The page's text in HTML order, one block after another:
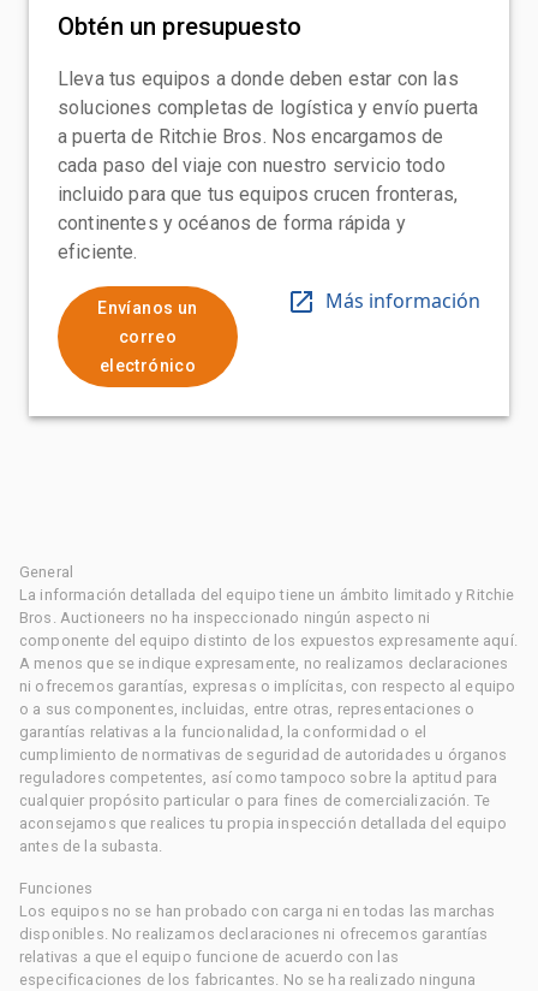
Obtén un presupuesto
Lleva tus equipos a donde deben estar con las
soluciones completas de logística y envío puerta
a puerta de Ritchie Bros. Nos encargamos de
cada paso del viaje con nuestro servicio todo
incluido para que tus equipos crucen fronteras,
continentes y océanos de forma rápida y
eficiente.
Envíanos un
correo
electrónico
Más información
General
La información detallada del equipo tiene un ámbito limitado y Ritchie
Bros. Auctioneers no ha inspeccionado ningún aspecto ni
componente del equipo distinto de los expuestos expresamente aquí.
A menos que se indique expresamente, no realizamos declaraciones
ni ofrecemos garantías, expresas o implícitas, con respecto al equipo
o a sus componentes, incluidas, entre otras, representaciones o
garantías relativas a la funcionalidad, la conformidad o el
cumplimiento de normativas de seguridad de autoridades u órganos
reguladores competentes, así como tampoco sobre la aptitud para
cualquier propósito particular o para fines de comercialización. Te
aconsejamos que realices tu propia inspección detallada del equipo
antes de la subasta.
Funciones
Los equipos no se han probado con carga ni en todas las marchas
disponibles. No realizamos declaraciones ni ofrecemos garantías
relativas a que el equipo funcione de acuerdo con las
especificaciones de los fabricantes. No se ha realizado ninguna